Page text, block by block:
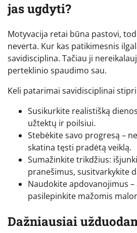
jas ugdyti?
Motyvacija retai būna pastovi,
neverta. Kur kas patikimesnis
savidisciplina. Tačiau ji
perteklinio spaudimo sau.
Keli patarimai savidisciplinai
Susikurkite realistišką
užtektų ir poilsiui.
Stebėkite savo progresą –
skatina tęsti pradėtą veiklą.
Sumažinkite trikdžius:
pranešimus, susitvarkykite
Naudokite apdovanojimus
pasilepinkite mažomis
Dažniausiai